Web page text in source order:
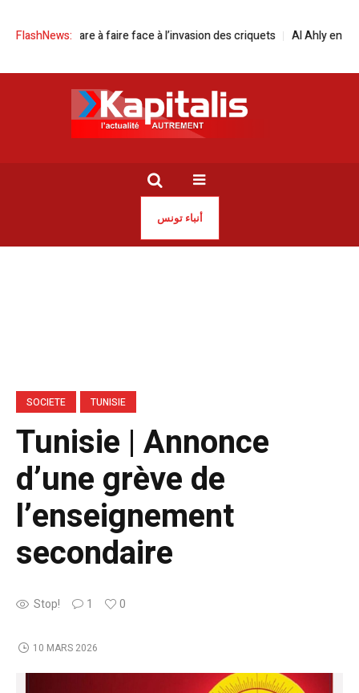
FlashNews:
se prépare à faire face à l’invasion des criquets Al Ahly en
أنباء تونس
SOCIETE TUNISIE
Tunisie | Annonce
d’une grève de
l’enseignement
secondaire
Stop! 1 0
10 MARS 2026